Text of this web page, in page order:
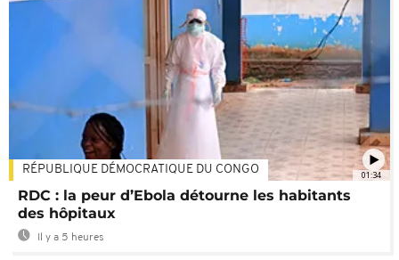
01:34
RÉPUBLIQUE DÉMOCRATIQUE DU CONGO
RDC : la peur d’Ebola détourne les habitants
des hôpitaux
Il y a 5 heures